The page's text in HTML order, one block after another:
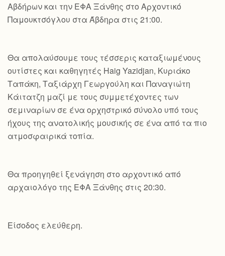
Αβδήρων και την ΕΦΑ Ξάνθης στο Αρχοντικό
Παμουκτσόγλου στα Άβδηρα στις 21:00.
Θα απολαύσουμε τους τέσσερις καταξιωμένους
ουτίστες και καθηγητές Haig Yazidjan, Κυριάκο
Ταπάκη, Ταξιάρχη Γεωργούλη και Παναγιώτη
Κάιτατζη μαζί με τους συμμετέχοντες των
σεμιναρίων σε ένα ορχηστρικό σύνολο υπό τους
ήχους της ανατολικής μουσικής σε ένα από τα πιο
ατμοσφαιρικά τοπία.
Θα προηγηθεί ξενάγηση στο αρχοντικό από
αρχαιολόγο της ΕΦΑ Ξάνθης στις 20:30.
Είσοδος ελεύθερη.